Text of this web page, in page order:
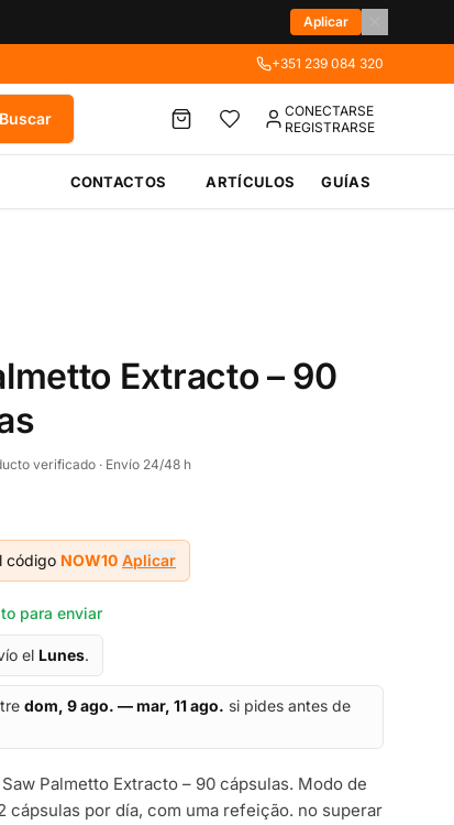
Aplicar
+351 239 084 320
Buscar
CONECTARSE
REGISTRARSE
CONTACTOS ARTÍCULOS GUÍAS
Extracto – 90
verificado · Envío 24/48 h
código NOW10 Aplicar
para enviar
el Lunes.
dom, 9 ago. — mar, 11 ago. si pides antes de
Palmetto Extracto – 90 cápsulas. Modo de
cápsulas por día, com uma refeição. no superar